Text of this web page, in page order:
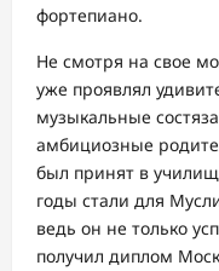
фортепиано.
Не смотря на свое
уже проявлял
музыкальные
амбициозные
был принят в
годы стали для
ведь он не только
получил диплом